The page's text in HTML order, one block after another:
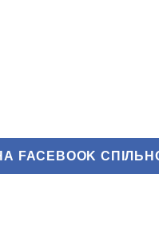
FACEBOOK